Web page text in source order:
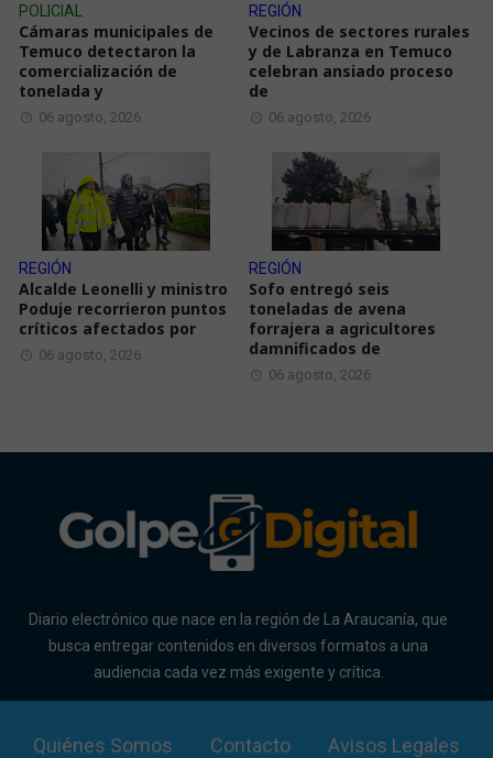
POLICIAL
Cámaras municipales de
Temuco detectaron la
comercialización de
tonelada y
06 agosto, 2026
REGIÓN
Vecinos de sectores rurales
y de Labranza en Temuco
celebran ansiado proceso
de
06 agosto, 2026
REGIÓN
Alcalde Leonelli y ministro
Poduje recorrieron puntos
críticos afectados por
06 agosto, 2026
REGIÓN
Sofo entregó seis
toneladas de avena
forrajera a agricultores
damnificados de
06 agosto, 2026
Diario electrónico que nace en la región de La Araucanía, que
busca entregar contenidos en diversos formatos a una
audiencia cada vez más exigente y crítica.
Quiénes Somos Contacto Avisos Legales